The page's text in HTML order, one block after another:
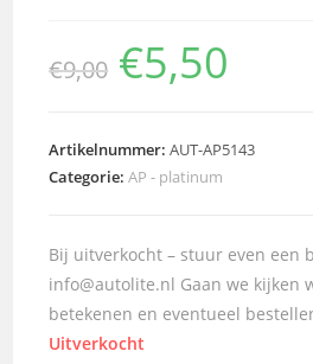
€9,00 €5,50
Artikelnummer:AUT-AP5143
Categorie:AP - platinum
Bij uitverkocht – stuur even een
info@autolite.nl Gaan we kijken
betekenen en eventueel
Uitverkocht